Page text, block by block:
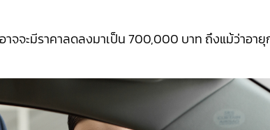
จจะมีราคาลดลงมาเป็น 700,000 บาท ถึงแม้ว่าอา